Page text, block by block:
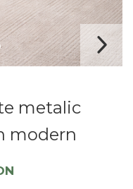
metalic
modern